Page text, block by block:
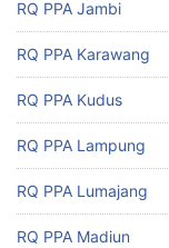
RQ PPA Jambi
RQ PPA Karawang
RQ PPA Kudus
RQ PPA Lampung
RQ PPA Lumajang
RQ PPA Madiun